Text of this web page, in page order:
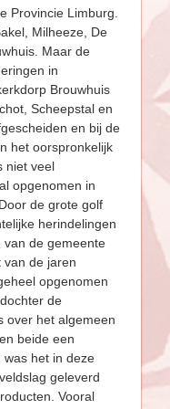
Provincie Limburg.
Milheeze, De
Maar de
in
Brouwhuis
Scheepstal en
en bij de
het oorspronkelijk
niet veel
opgenomen in
de grote golf
herindelingen
van de gemeente
van de jaren
opgenomen
de
over het algemeen
beide een
was het in deze
geleverd
Vooral